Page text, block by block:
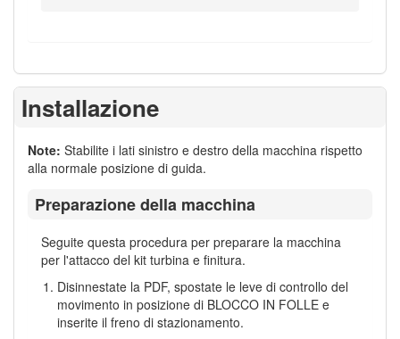
Installazione
Note: Stabilite i lati sinistro e destro della macchina rispetto
alla normale posizione di guida.
Preparazione della macchina
Seguite questa procedura per preparare la macchina
per l'attacco del kit turbina e finitura.
Disinnestate la PDF, spostate le leve di controllo del
movimento in posizione di BLOCCO IN FOLLE e
inserite il freno di stazionamento.